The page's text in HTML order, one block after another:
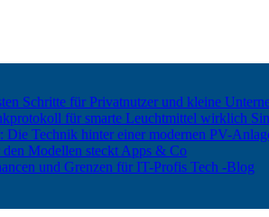
Schritte für Privatnutzer und kleine
für smarte Leuchtmittel wirklich
Die Technik hinter einer modernen PV-
Modellen steckt Apps & Co
und Grenzen für IT-Profis Tech -Blog